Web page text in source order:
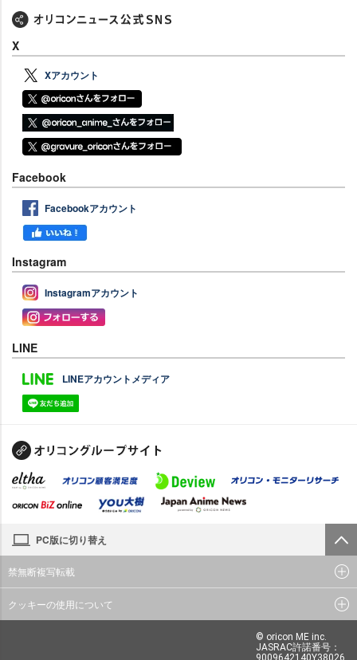
X
Xアカウント
Facebook
Facebookアカウント
Instagram
Instagramアカウント
LINE
LINEアカウントメディア
PC版に切り替え
禁無断複写転載
クッキーの使用について
© oricon ME inc.
JASRAC許諾番号：
9009642140Y38026